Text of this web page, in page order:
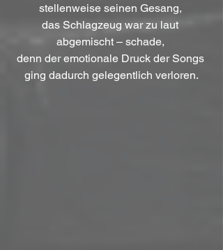
stellenweise seinen Gesang,
das Schlagzeug war zu laut
abgemischt – schade,
denn der emotionale Druck der Songs
ging dadurch gelegentlich verloren.